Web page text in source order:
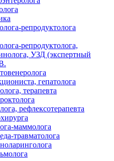
репродуктолога
репродуктолога,
УЗД (экспертный
гепатолога
терапевта
рефлексотерапевта
маммолога
травматолога